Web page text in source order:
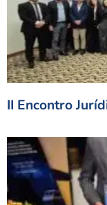
II Encontro